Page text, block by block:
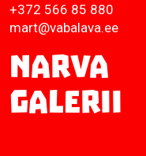
+372 566 85 880
mart@vabalava.ee
Narva
Galerii